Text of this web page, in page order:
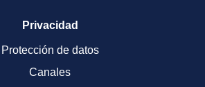
Privacidad
Protección de datos
Canales